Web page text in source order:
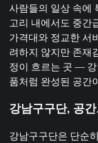
사람들의 일상 속에
고리 내에서도 중간
가격대와 정교한 서
려하지 않지만 존재
정이 흐르는 곳 —
품처럼 완성된 공간
강남구구단, 공
강남구구단은 단순